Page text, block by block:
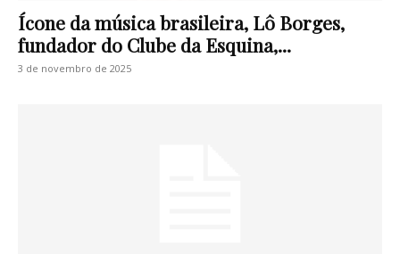
Ícone da música brasileira, Lô Borges,
fundador do Clube da Esquina,...
3 de novembro de 2025